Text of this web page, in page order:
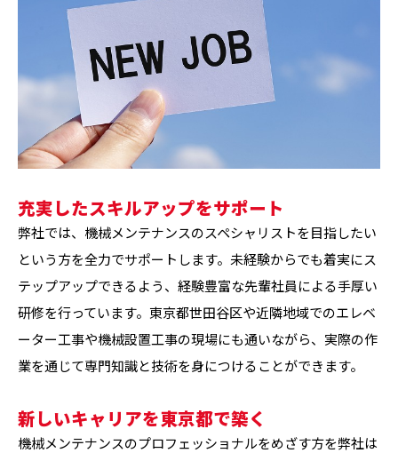
充実したスキルアップをサポート
弊社では、機械メンテナンスのスペシャリストを目指したい
という方を全力でサポートします。未経験からでも着実にス
テップアップできるよう、経験豊富な先輩社員による手厚い
研修を行っています。東京都世田谷区や近隣地域でのエレベ
ーター工事や機械設置工事の現場にも通いながら、実際の作
業を通じて専門知識と技術を身につけることができます。
新しいキャリアを東京都で築く
機械メンテナンスのプロフェッショナルをめざす方を弊社は